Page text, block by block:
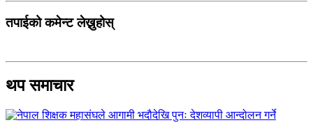
तपाईको कमेन्ट लेख्नुहोस्
थप समाचार